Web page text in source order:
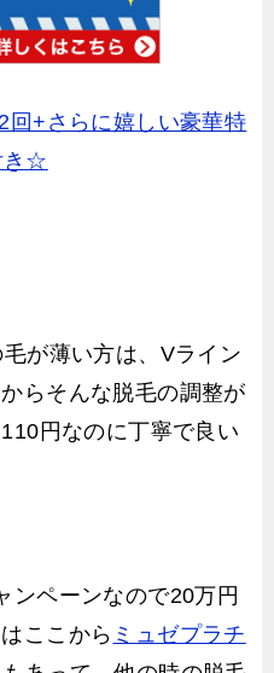
回+さらに嬉しい豪華特
き☆
が薄い方は、Vライン
らそんな脱毛の調整が
円なのに丁寧で良い
ンペーンなので20万円
ここから ミュゼプラチ